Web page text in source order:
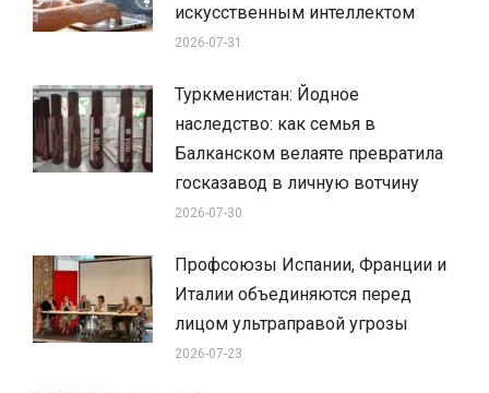
искусственным интеллектом
2026-07-31
Туркменистан: Йодное
наследство: как семья в
Балканском велаяте превратила
госказавод в личную вотчину
2026-07-30
Профсоюзы Испании, Франции и
Италии объединяются перед
лицом ультраправой угрозы
2026-07-23